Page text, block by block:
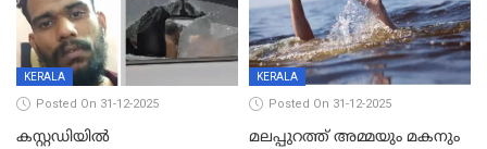
KERALA
Posted On 31-12-2025
കസ്റ്റഡിയിൽ
KERALA
Posted On 31-12-2025
മലപ്പുറത്ത് അമ്മയും മകനും